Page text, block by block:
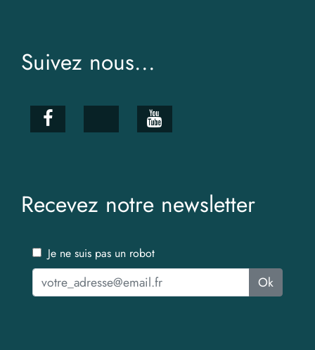
Suivez nous...
Recevez notre newsletter
Je ne suis pas un robot
Ok